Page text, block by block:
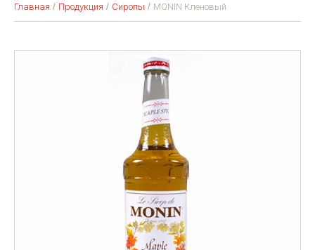
Главная Продукция Сиропы MONIN Кленовый